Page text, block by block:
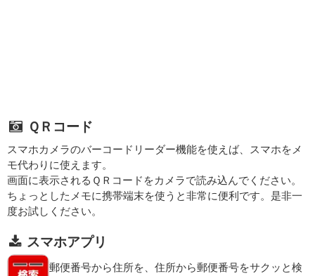
ＱＲコード
スマホカメラのバーコードリーダー機能を使えば、スマホをメ
モ代わりに使えます。
画面に表示されるＱＲコードをカメラで読み込んでください。
ちょっとしたメモに携帯端末を使うと非常に便利です。是非一
度お試しください。
スマホアプリ
郵便番号から住所を、住所から郵便番号をサクッと検